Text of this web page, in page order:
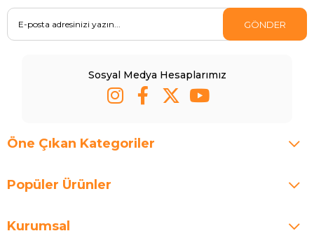
GÖNDER
Sosyal Medya Hesaplarımız
Öne Çıkan Kategoriler
Popüler Ürünler
Kurumsal